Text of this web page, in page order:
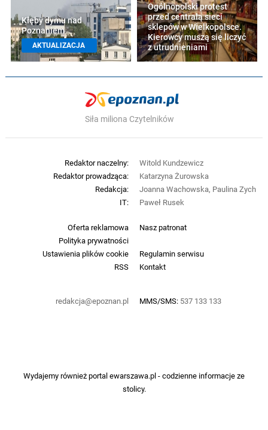
Kłęby dymu nad
Poznaniem
AKTUALIZACJA
Ogólnopolski protest
przed centralą sieci
sklepów w Wielkopolsce.
Kierowcy muszą się liczyć
z utrudnieniami
Siła miliona Czytelników
Oferta reklamowa
Nasz patronat
Polityka prywatności
Ustawienia plików cookie
Regulamin serwisu
RSS
Kontakt
redakcja@epoznan.pl MMS/SMS: 537 133 133
Redaktor naczelny:
Witold Kundzewicz
Redaktor prowadząca:
Katarzyna Żurowska
Redakcja:
Joanna Wachowska, Paulina Zych
IT:
Paweł Rusek
Wydajemy również portalewarszawa.pl- codzienne informacje ze
stolicy.